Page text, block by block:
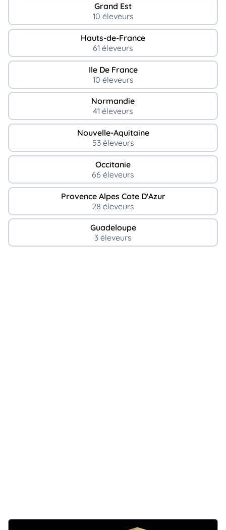
Grand Est
10 éleveurs
Hauts-de-France
61 éleveurs
Ile De France
10 éleveurs
Normandie
41 éleveurs
Nouvelle-Aquitaine
53 éleveurs
Occitanie
66 éleveurs
Provence Alpes Cote D'Azur
28 éleveurs
Guadeloupe
3 éleveurs